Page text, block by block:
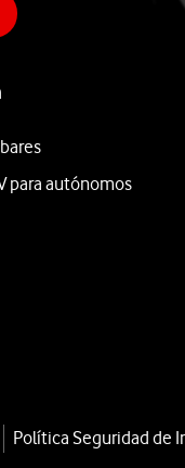
para autónomos
Política Seguridad de